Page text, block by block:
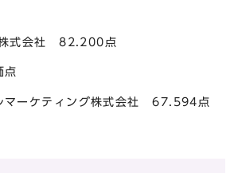
式会社 82.200点
点
マーケティング株式会社 67.594点